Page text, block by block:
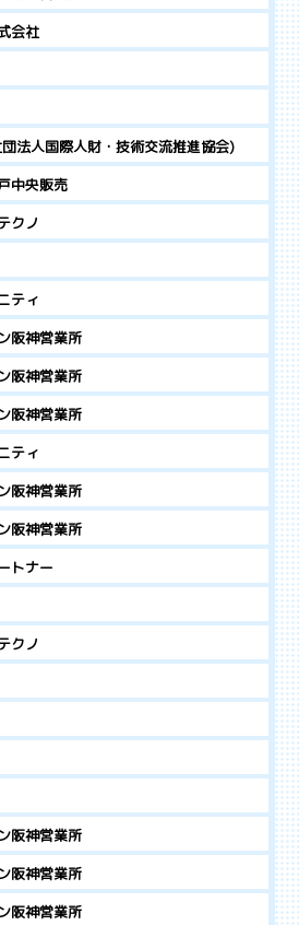
会社
法人国際人財・技術交流推進協会)
中央販売
クノ
ティ
阪神営業所
阪神営業所
阪神営業所
ティ
阪神営業所
阪神営業所
トナー
クノ
阪神営業所
阪神営業所
阪神営業所